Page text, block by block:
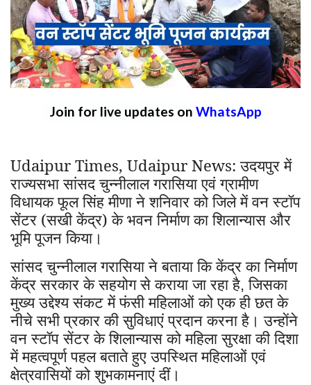
Join for live updates on WhatsApp
Udaipur Times, Udaipur News: उदयपुर में
राज्यसभा सांसद चुन्नीलाल गरासिया एवं ग्रामीण
विधायक फूल सिंह मीणा ने शनिवार को जिले में वन स्टॉप
सेंटर (सखी केंद्र) के भवन निर्माण का शिलान्यास और
भूमि पूजन किया।
सांसद चुन्नीलाल गरासिया ने बताया कि केंद्र का निर्माण
केंद्र सरकार के सहयोग से कराया जा रहा है,जिसका
मुख्य उद्देश्य संकट में फंसी महिलाओं को एक ही छत के
नीचे सभी प्रकार की सुविधाएं प्रदान करना है। उन्होंने
वन स्टॉप सेंटर के शिलान्यास को महिला सुरक्षा की दिशा
में महत्वपूर्ण पहल बताते हुए उपस्थित महिलाओं एवं
क्षेत्रवासियों को शुभकामनाएं दीं।